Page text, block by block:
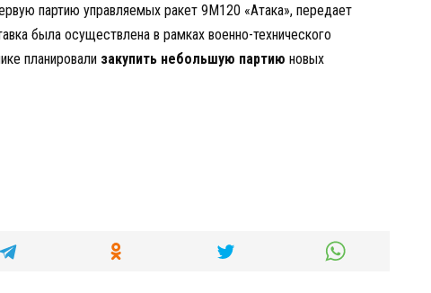
партию управляемых ракет 9М120 «Атака», передает
была осуществлена в рамках военно-технического
планировали закупить небольшую партию новых